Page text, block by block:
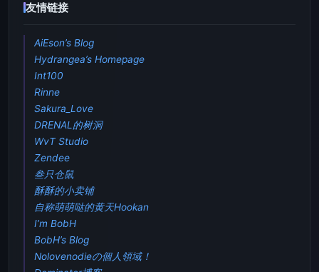
友情链接
AiEson’s Blog
Hydrangea’s Homepage
Int100
Rinne
Sakura_Love
DRENAL的树洞
WvT Studio
Zendee
叁只仓鼠
酥酥的小卖铺
自称萌萌哒的黄天Hookan
I’m BobH
BobH’s Blog
Nolovenodieの個人領域！